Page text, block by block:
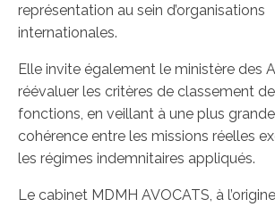
représentation au sein d’organisations
internationales.
Elle invite également le ministère des
réévaluer les critères de classement
fonctions, en veillant à une plus grande
cohérence entre les missions réelles
les régimes indemnitaires appliqués.
Le cabinet MDMH AVOCATS, à